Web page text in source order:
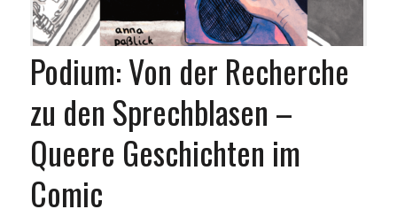
Podium: Von der Recherche
zu den Sprechblasen –
Queere Geschichten im
Comic